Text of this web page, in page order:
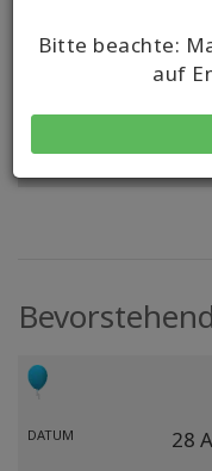
Bitte beachte:
auf
Länder mit
Germany, Spain
DATUM 28